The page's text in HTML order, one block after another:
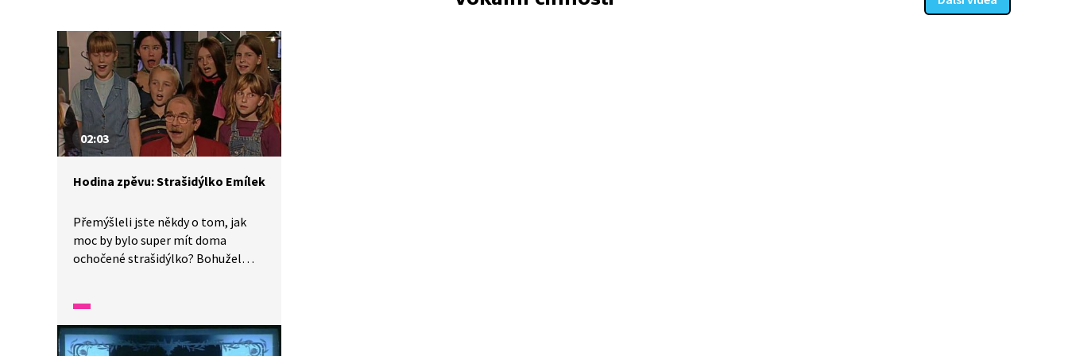
02:03
Hodina zpěvu: Strašidýlko Emílek
Přemýšleli jste někdy o tom, jak
moc by bylo super mít doma
ochočené strašidýlko? Bohužel
napsala oblíbená skladatelská
dvojice Jaroslav Uhlíř a Zdeněk
Svěrák. Tak si ji společně